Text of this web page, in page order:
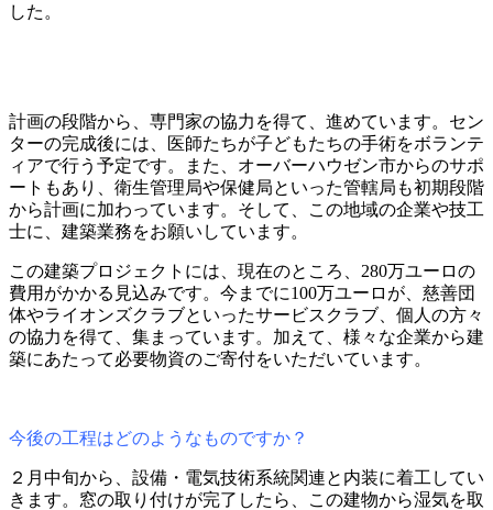
した。
計画の段階から、専門家の協力を得て、進めています。セン
ターの完成後には、医師たちが子どもたちの手術をボランテ
ィアで行う予定です。また、オーバーハウゼン市からのサポ
ートもあり、衛生管理局や保健局といった管轄局も初期段階
から計画に加わっています。そして、この地域の企業や技工
士に、建築業務をお願いしています。
この建築プロジェクトには、現在のところ、280万ユーロの
費用がかかる見込みです。今までに100万ユーロが、慈善団
体やライオンズクラブといったサービスクラブ、個人の方々
の協力を得て、集まっています。加えて、様々な企業から建
築にあたって必要物資のご寄付をいただいています。
今後の工程はどのようなものですか？
２月中旬から、設備・電気技術系統関連と内装に着工してい
きます。窓の取り付けが完了したら、この建物から湿気を取